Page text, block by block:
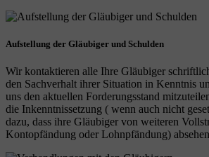
Aufstellung der Gläubiger und Schulden
Wir kontaktieren alle Ihre Gläubiger
den Sachverhalt ihrer Situation in Kenntnis
uns den aktuellen Forderungsstand
die Inkenntnissetzung ( wenn auch nicht
dazu, dass ihre Gläubiger von weiteren
Kontopfändung oder Lohnpfändung)